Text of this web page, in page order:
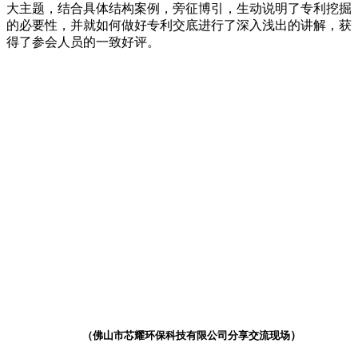
大主题，结合具体结构案例，旁征博引，生动说明了专利挖掘
的必要性，并就如何做好专利交底进行了深入浅出的讲解， 获
得了参会人员的一致好评。
（佛山市芯耀环保科技有限公司分享交流现场）